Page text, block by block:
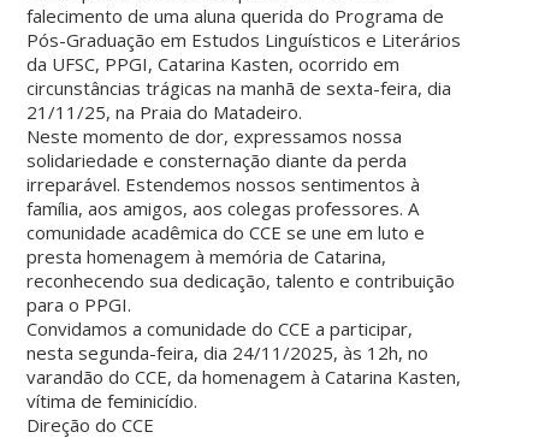
falecimento de uma aluna querida do Programa de
Pós-Graduação em Estudos Linguísticos e Literários
da UFSC, PPGI, Catarina Kasten, ocorrido em
circunstâncias trágicas na manhã de sexta-feira, dia
21/11/25, na Praia do Matadeiro.
Neste momento de dor, expressamos nossa
solidariedade e consternação diante da perda
irreparável. Estendemos nossos sentimentos à
família, aos amigos, aos colegas professores. A
comunidade acadêmica do CCE se une em luto e
presta homenagem à memória de Catarina,
reconhecendo sua dedicação, talento e contribuição
para o PPGI.
Convidamos a comunidade do CCE a participar,
nesta segunda-feira, dia 24/11/2025, às 12h, no
varandão do CCE, da homenagem à Catarina Kasten,
vítima de feminicídio.
Direção do CCE